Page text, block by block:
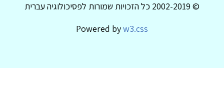
© 2002-2019 כל הזכויות שמורות לפסיכולוגיה עברית
Powered byw3.css